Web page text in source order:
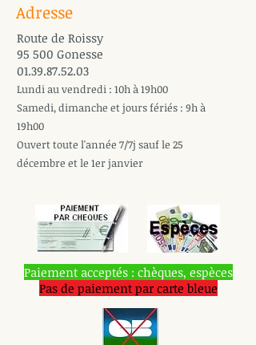
Adresse
Route de Roissy
95 500 Gonesse
01.39.87.52.03
Lundi au vendredi : 10h à 19h00
Samedi, dimanche et jours fériés : 9h à
19h00
Ouvert toute l'année 7/7j sauf le 25
décembre et le 1er janvier
Paiement acceptés : chèques, espèces
Pas de paiement par carte bleue